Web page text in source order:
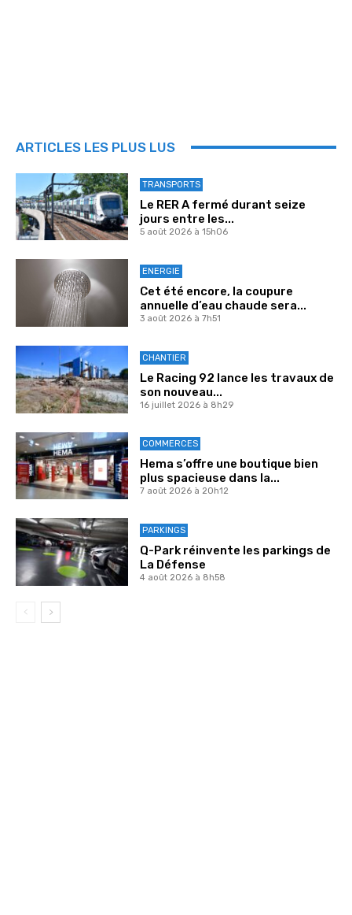
ARTICLES LES PLUS LUS
TRANSPORTS
Le RER A fermé durant seize
jours entre les...
5 août 2026 à 15h06
ENERGIE
Cet été encore, la coupure
annuelle d’eau chaude sera...
3 août 2026 à 7h51
CHANTIER
Le Racing 92 lance les travaux de
son nouveau...
16 juillet 2026 à 8h29
COMMERCES
Hema s’offre une boutique bien
plus spacieuse dans la...
7 août 2026 à 20h12
PARKINGS
Q-Park réinvente les parkings de
La Défense
4 août 2026 à 8h58